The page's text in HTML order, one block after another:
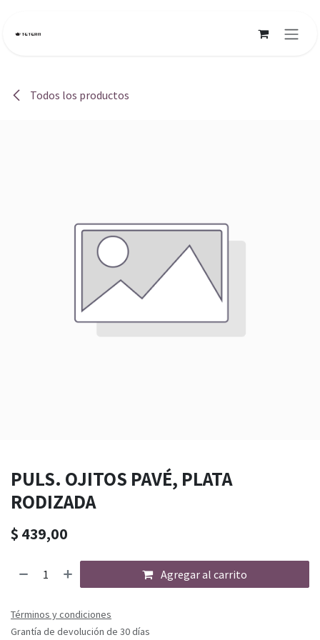
Todos los productos
PULS. OJITOS PAVÉ, PLATA
RODIZADA
$ 439,00
Agregar al carrito
Términos y condiciones
Grantía de devolución de 30 días